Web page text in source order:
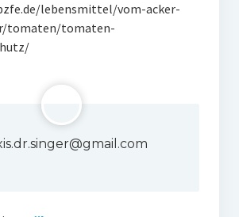
lebensmittel/vom-acker-
tomaten/tomaten-